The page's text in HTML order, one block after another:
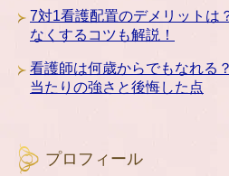
7対1看護配置のデメリットは
なくするコツも解説！
看護師は何歳からでもなれる
当たりの強さと後悔した点
プロフィール